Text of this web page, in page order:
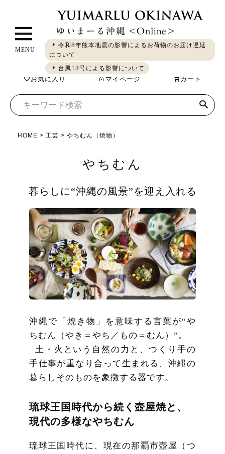
MENU
令和8年熊本地震の影響によるお荷物のお届け遅延
について
台風13号による影響について
やちむん 琉球ガラス シーサー 染織 食品
お気に入り マイページ カート
HOME 工芸 やちむん（焼物）
やちむん
暮らしに“沖縄の風景”を迎え入れる
沖縄で「焼き物」を意味する言葉が“や
ちむん（やき＝やち／もの＝むん）”。
土・火という自然の力と、つくり手の
手仕事が重なり合って生まれる、沖縄の
暮らしそのものを象徴する器です。
琉球王国時代から続く壺屋焼と、
現代の多様なやちむん
琉球王国時代に、現在の那覇市壺屋（つ
ジ
へ